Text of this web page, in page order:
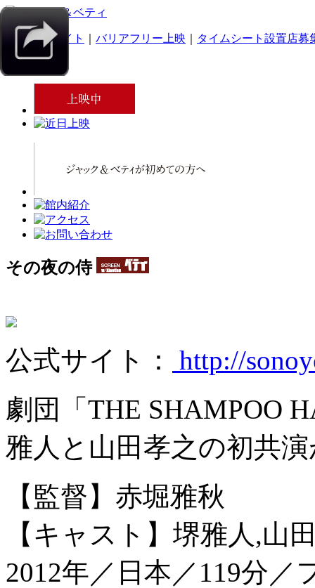
スマホサイト バリアフリー上映 タイムシート設置店募
その夜の侍
公式サイト：
http://
劇団「THE SHAMPOO
雅人と山田孝之の初共
【監督】赤堀雅秋
【キャスト】堺雅人,山
2012年／日本／119分／